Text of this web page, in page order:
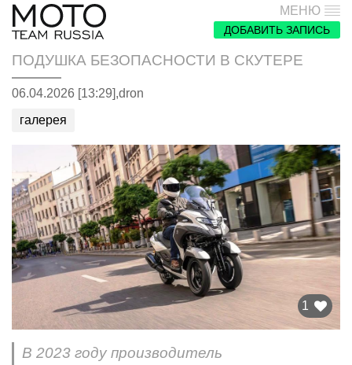
МЕНЮ
ДОБАВИТЬ ЗАПИСЬ
ПОДУШКА БЕЗОПАСНОСТИ В СКУТЕРЕ
06.04.2026 [13:29],dron
галерея
1
В 2023 году производитель